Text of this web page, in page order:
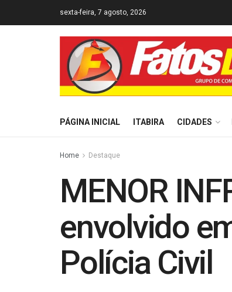
sexta-feira, 7 agosto, 2026
PÁGINA INICIAL ITABIRA CIDADES
Home Destaque
MENOR
envolvido
Polícia Civil